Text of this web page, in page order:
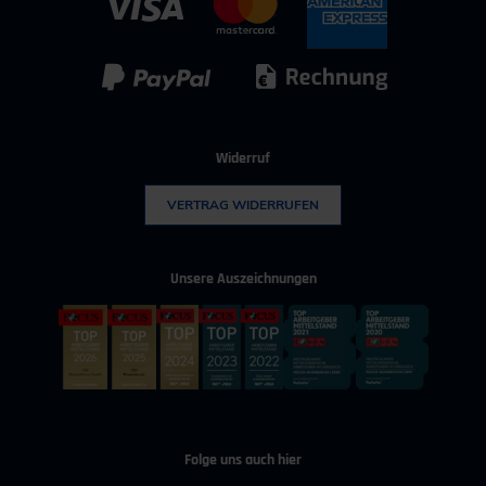
IT & Digitalisierung
Technischer Vertrieb
Widerruf
VERTRAG WIDERRUFEN
Unsere Auszeichnungen
Folge uns auch hier